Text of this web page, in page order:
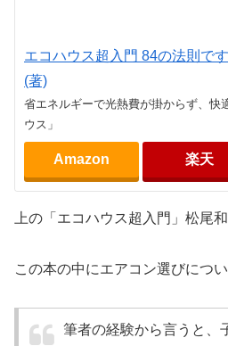
エコハウス超入門 84の法則
(著)
省エネルギーで光熱費が掛からず、快
ウス」
Amazon 楽天
上の「エコハウス超入門」松尾和
この本の中にエアコン選びにつ
筆者の経験から言うと、